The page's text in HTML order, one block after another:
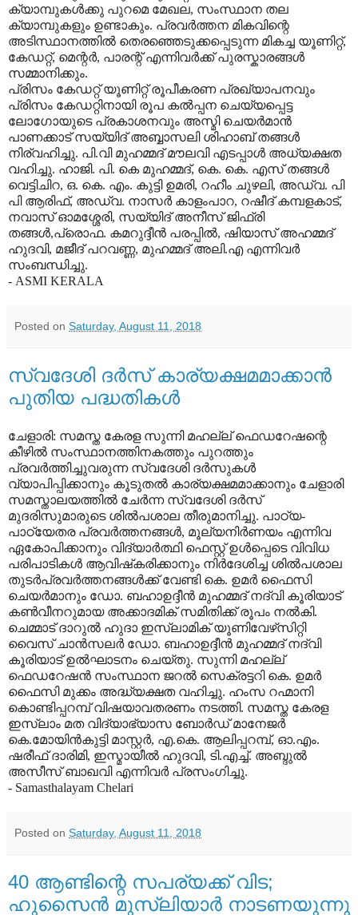
ക്യാമ്പുകൾക്കു പുറമെ മേഖല, സംസ്ഥാന തല
ക്യാമ്പുകളും ഉണ്ടാകും. പ്രവര്‍ത്തന മികവിന്റെ
അടിസ്ഥാനത്തില്‍ തെരഞ്ഞെടുക്കപ്പെടുന്ന മികച്ച യൂണിറ്റ്,
കേഡറ്റ്‌, മെന്റര്‍, പാരന്റ് എന്നിവർക്ക് പുരസ്കാരങ്ങൾ
സമ്മാനിക്കും.
പ്രിസം കേഡറ്റ്‌ യൂണിറ്റ് രൂപീകരണ പ്രഖ്യാപനവും
പ്രിസം കേഡറ്റിനായി രൂപ കൽപ്പന ചെയ്യപ്പെട്ട
ലോഗോയുടെ പ്രകാശനവും അസ്മി ചെയര്‍മാന്‍
പാണക്കാട് സയ്യിദ് അബ്ബാസലി ശിഹാബ് തങ്ങൾ
നിര്വഹിച്ചു. പി.വി മുഹമ്മദ് മൗലവി എടപ്പാൾ അധ്യക്ഷത
വഹിച്ചു. ഹാജി. പി. കെ മുഹമ്മദ്, കെ. കെ. എസ് തങ്ങള്‍
വെട്ടിചിറ, ഒ. കെ. എം. കുട്ടി ഉമരി, റഹീം ചുഴലി, അഡ്വ. പി
പി ആരിഫ്, അഡ്വ. നാസര്‍ കാളംപാറ, റഷീദ് കമ്പളകാട്,
നവാസ് ഓമശ്ശേരി, സയ്യിദ് അനീസ് ജിഫ്രി
തങ്ങൾ,പ്രൊഫ. കമറുദ്ദീന്‍ പരപ്പില്‍, ഷിയാസ് അഹമ്മദ്
ഹുദവി, മജീദ് പറവണ്ണ, മുഹമ്മദ് അലി.എ എന്നിവര്‍
സംബന്ധിച്ചു.
- ASMI KERALA
Posted on Saturday, August 11, 2018
സ്വദേശി ദര്‍സ് കാര്യക്ഷമമാക്കാന്‍
പുതിയ പദ്ധതികള്‍
ചേളാരി: സമസ്ത കേരള സുന്നി മഹല്ല് ഫെഡറേഷന്റെ
കീഴില്‍ സംസ്ഥാനത്തിനകത്തും പുറത്തും
പ്രവര്‍ത്തിച്ചുവരുന്ന സ്വദേശി ദര്‍സുകള്‍
വ്യാപിപ്പിക്കാനും കൂടുതല്‍ കാര്യക്ഷമമാക്കാനും ചേളാരി
സമസ്താലയത്തില്‍ ചേര്‍ന്ന സ്വദേശി ദര്‍സ്
മുദരിസുമാരുടെ ശില്‍പശാല തീരുമാനിച്ചു. പാഠ്യ-
പാഠ്യേതര പ്രവര്‍ത്തനങ്ങള്‍, മൂല്യനിര്‍ണയം എന്നിവ
ഏകോപിക്കാനും വിദ്യാര്‍ത്ഥി ഫെസ്റ്റ് ഉള്‍പ്പെടെ വിവിധ
പരിപാടികള്‍ ആവിഷ്‌കരിക്കാനും നിര്‍ദേശിച്ച ശില്‍പശാല
തുടര്‍പ്രവര്‍ത്തനങ്ങള്‍ക്ക് വേണ്ടി കെ. ഉമര്‍ ഫൈസി
ചെയര്‍മാനും ഡോ. ബഹാഉദ്ദീന്‍ മുഹമ്മദ് നദ്‌വി കൂരിയാട്
കണ്‍വീനറുമായ അക്കാദമിക് സമിതിക്ക് രൂപം നല്‍കി.
ചെമ്മാട് ദാറുല്‍ ഹുദാ ഇസ്‌ലാമിക് യൂണിവേഴ്‌സിറ്റി
വൈസ് ചാന്‍സലര്‍ ഡോ. ബഹാഉദ്ദീന്‍ മുഹമ്മദ് നദ്‌വി
കൂരിയാട് ഉല്‍ഘാടനം ചെയ്തു. സുന്നി മഹല്ല്
ഫെഡറേഷന്‍ സംസ്ഥാന ജറല്‍ സെക്രട്ടറി കെ. ഉമര്‍
ഫൈസി മുക്കം അദ്ധ്യക്ഷത വഹിച്ചു. ഹംസ റഹ്മാനി
കൊണ്ടിപ്പറമ്പ് വിഷയാവതരണം നടത്തി. സമസ്ത കേരള
ഇസ്‌ലാം മത വിദ്യാഭ്യാസ ബോര്‍ഡ് മാനേജര്‍
കെ.മോയിന്‍കുട്ടി മാസ്റ്റര്‍, എ.കെ. ആലിപ്പറമ്പ്, ഓ.എം.
ഷരീഫ് ദാരിമി, ഇസ്മായീല്‍ ഹുദവി, ടി.എച്ച്. അബ്ദുല്‍
അസീസ് ബാഖവി എന്നിവര്‍ പ്രസംഗിച്ചു.
- Samasthalayam Chelari
Posted on Saturday, August 11, 2018
40 ആണ്ടിന്റെ സപര്യക്ക് വിട;
ഹുസൈൻ മുസ്ലിയാർ നാടണയുന്നു